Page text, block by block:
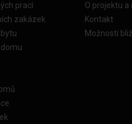
prací
zakázek
O projektu a
Kontakt
Možnosti